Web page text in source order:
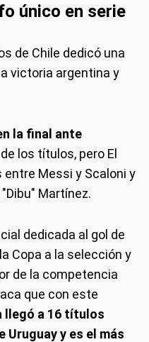
único en serie
de Chile dedicó una
victoria argentina y
la final ante
los títulos, pero El
Messi y Scaloni y
Martínez.
dedicada al gol de
Copa a la selección y
de la competencia
que con este
llegó a 16 títulos
Uruguay y es el más